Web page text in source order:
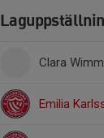
Clara
Emilia